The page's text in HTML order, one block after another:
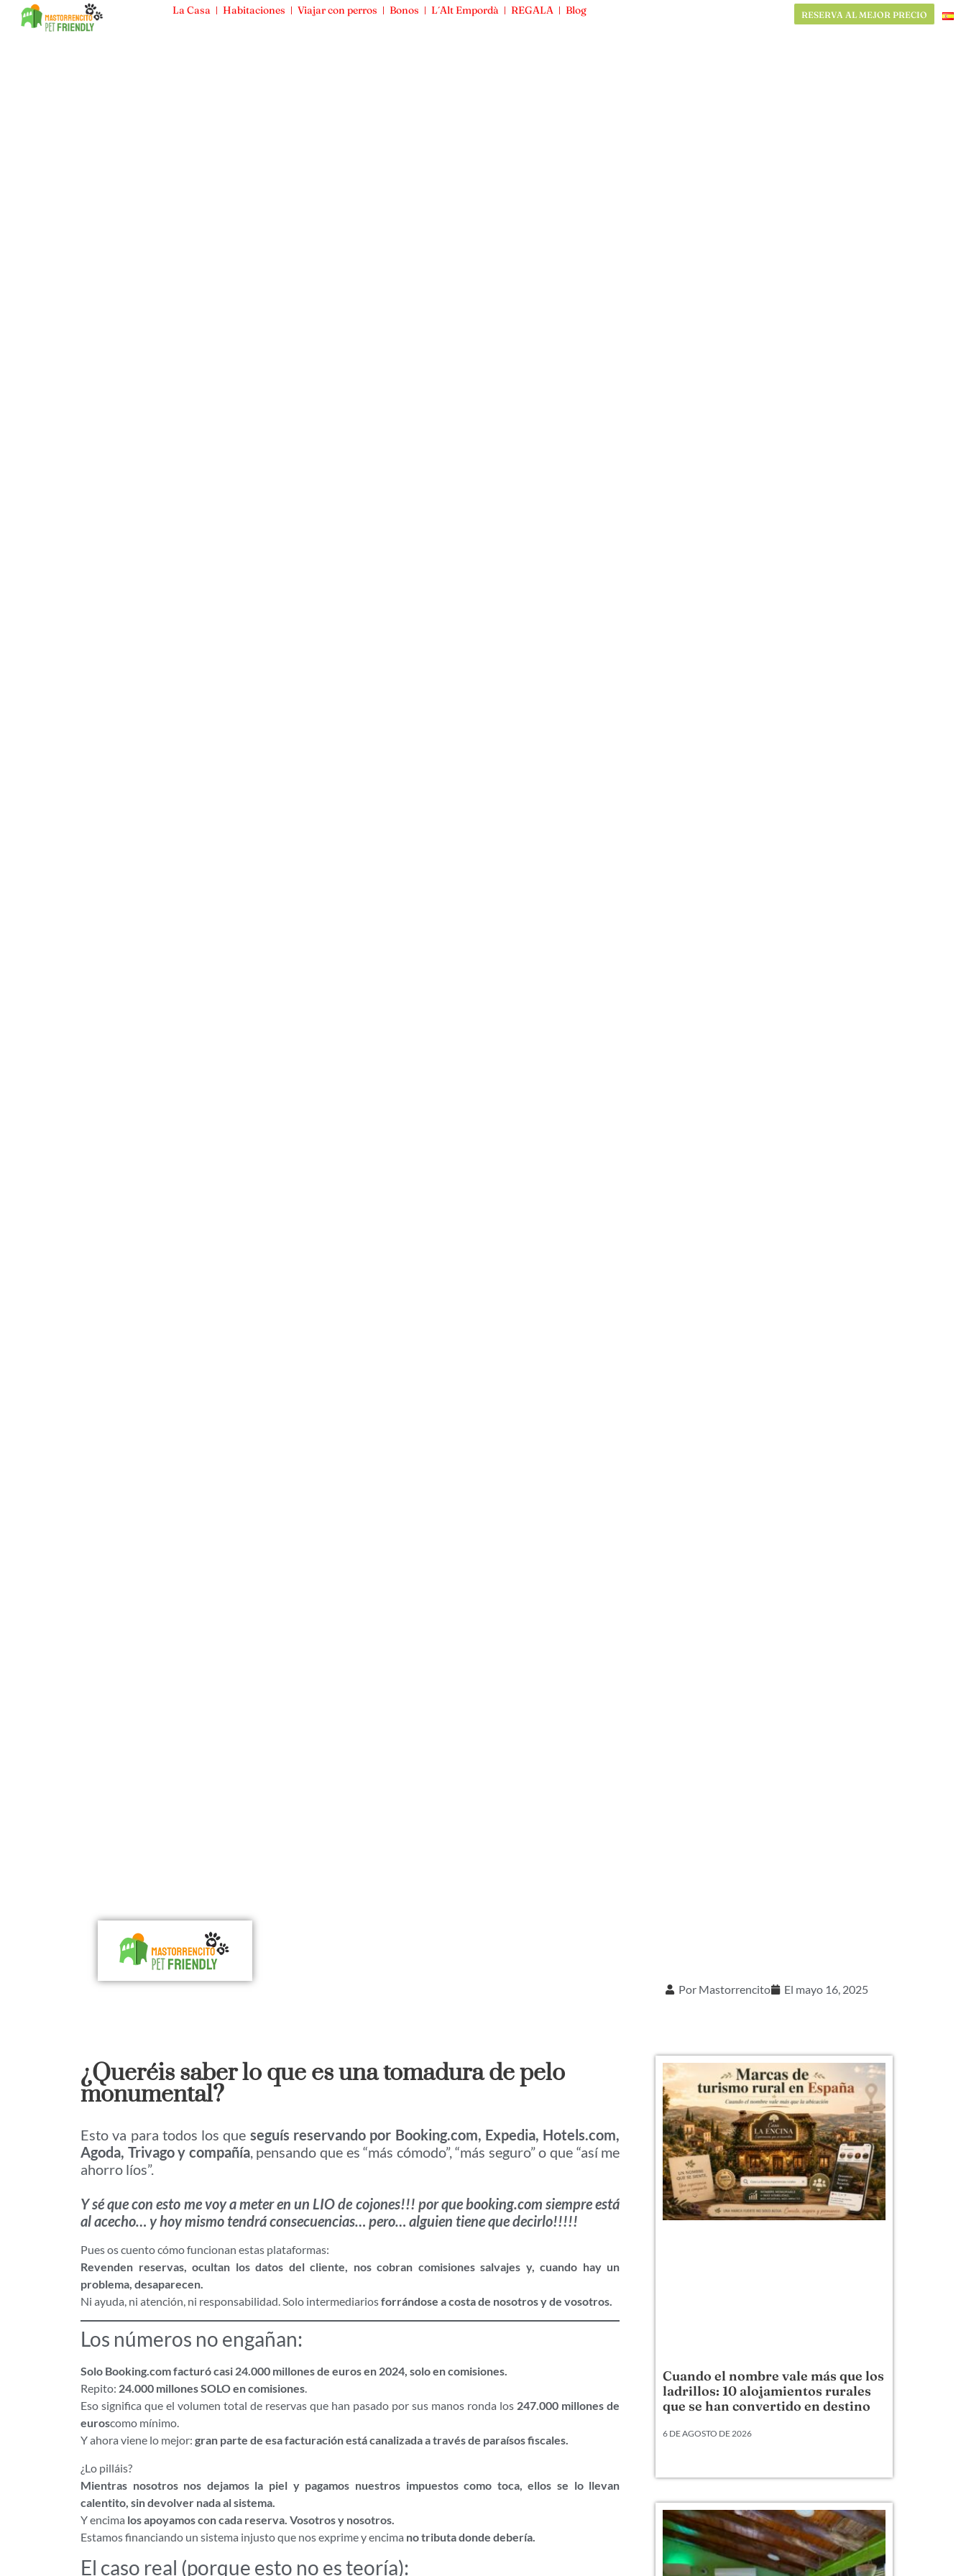
La Casa Habitaciones Viajar con perros Bonos L´Alt Empordà REGALA Blog RESERVA AL MEJOR PRECIO
La Casa Habitaciones Viajar con perros Bonos L´Alt Empordà REGALA Blog RESERVA AL MEJOR PRECIO
Mas Torrencito
Por Mastorrencito El mayo 16, 2025
¿Queréis saber lo que es una tomadura de pelo
monumental?
Esto va para todos los que seguís reservando por Booking.com, Expedia, Hotels.com,
Agoda, Trivago y compañía, pensando que es “más cómodo”, “más seguro” o que “así me
ahorro líos”.
Y sé que con esto me voy a meter en un LIO de cojones!!! por que booking.com siempre está
al acecho… y hoy mismo tendrá consecuencias… pero… alguien tiene que decirlo!!!!!
Pues os cuento cómo funcionan estas plataformas:
Revenden reservas, ocultan los datos del cliente, nos cobran comisiones salvajes y, cuando hay un
problema, desaparecen.
Ni ayuda, ni atención, ni responsabilidad. Solo intermediariosforrándose a costa de nosotros y de vosotros.
Los números no engañan:
Solo Booking.com facturó casi 24.000 millones de euros en 2024, solo en comisiones.
Repito: 24.000 millones SOLO en comisiones.
Eso significa que el volumen total de reservas que han pasado por sus manos ronda los 247.000 millones de
euroscomo mínimo.
Y ahora viene lo mejor: gran parte de esa facturación está canalizada a través de paraísos fiscales.
¿Lo pilláis?
Mientras nosotros nos dejamos la piel y pagamos nuestros impuestos como toca, ellos se lo llevan
calentito, sin devolver nada al sistema.
Y encima los apoyamos con cada reserva. Vosotros y nosotros.
Estamos financiando un sistema injusto que nos exprime y encima no tributa donde debería.
El caso real (porque esto no es teoría):
Cuando el nombre vale más que los
ladrillos: 10 alojamientos rurales
que se han convertido en destino
6 DE AGOSTO DE 2026